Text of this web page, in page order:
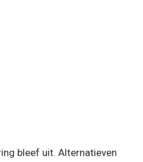
bleef uit. Alternatieven